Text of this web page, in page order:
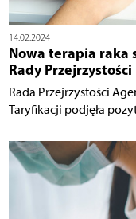
14.02.2024
Nowa terapia raka
Rady Przejrzystości
Rada Przejrzystości
Taryfikacji podjęła